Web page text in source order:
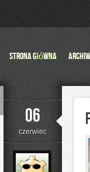
Strona główna
06
czerwiec